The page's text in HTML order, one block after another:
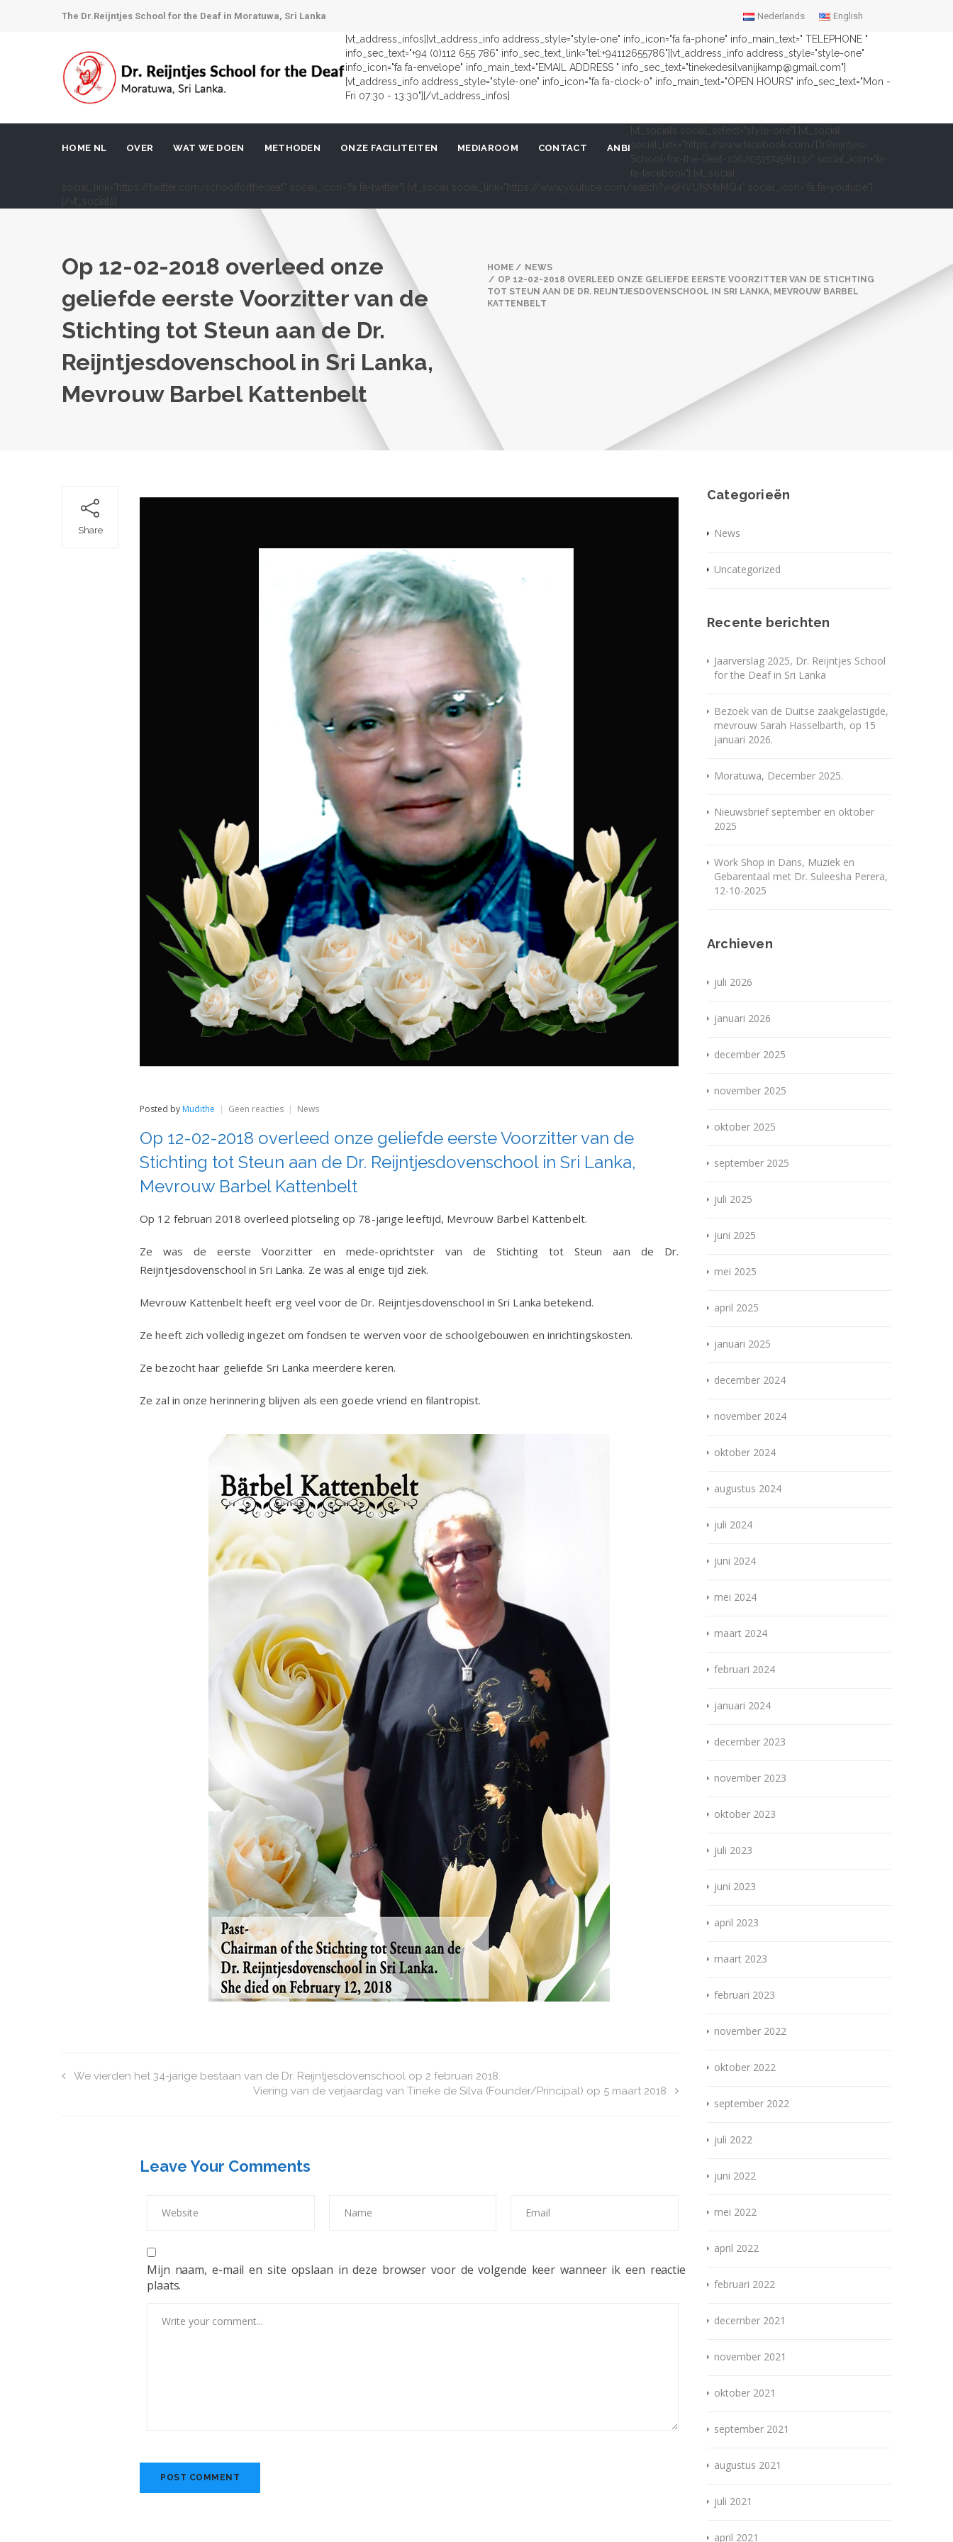
The Dr.Reijntjes School for the Deaf in Moratuwa, Sri Lanka Nederlands English
[vt_address_infos][vt_address_info address_style="style-one" info_icon="fa fa-phone" info_main_text=" TELEPHONE "
info_sec_text="+94 (0)112 655 786" info_sec_text_link="tel:+94112655786"][vt_address_info address_style="style-one"
info_icon="fa fa-envelope" info_main_text="EMAIL ADDRESS " info_sec_text="tinekedesilvanijkamp@gmail.com"]
[vt_address_info address_style="style-one" info_icon="fa fa-clock-o" info_main_text="OPEN HOURS" info_sec_text="Mon -
Fri 07:30 - 13:30"][/vt_address_infos]
HOME NL OVER WAT WE DOEN METHODEN ONZE FACILITEITEN MEDIAROOM CONTACT ANBI
[vt_socials social_select="style-one"] [vt_social
social_link="https://www.facebook.com/DrReijntjes-
School-for-the-Deaf-106205157498113/" social_icon="fa
fa-facebook"] [vt_social
social_link="https://twitter.com/schoolforthedeaf" social_icon="fa fa-twitter"] [vt_social social_link="https://www.youtube.com/watch?v=9HVUf5MxMQ4" social_icon="fa fa-youtube"]
[/vt_socials]
Op 12-02-2018 overleed onze
geliefde eerste Voorzitter van de
Stichting tot Steun aan de Dr.
Reijntjesdovenschool in Sri Lanka,
Mevrouw Barbel Kattenbelt
HOME
NEWS
OP 12-02-2018 OVERLEED ONZE GELIEFDE EERSTE VOORZITTER VAN DE STICHTING
TOT STEUN AAN DE DR. REIJNTJESDOVENSCHOOL IN SRI LANKA, MEVROUW BARBEL
KATTENBELT
Share
Posted by Mudithe Geen reactiesop
12-
02-
2018
overleed
onze
geliefde
Voorzitter
van
Stichting
tot
Steun
de
Dr.
in
Lanka,
Mevrouw
Kattenbelt
News
Op 12-02-2018 overleed onze geliefde eerste Voorzitter van de
Stichting tot Steun aan de Dr. Reijntjesdovenschool in Sri Lanka,
Mevrouw Barbel Kattenbelt
Op 12 februari 2018 overleed plotseling op 78-jarige leeftijd, Mevrouw Barbel Kattenbelt.
Ze was de eerste Voorzitter en mede-oprichtster van de Stichting tot Steun aan de Dr.
Reijntjesdovenschool in Sri Lanka. Ze was al enige tijd ziek.
Mevrouw Kattenbelt heeft erg veel voor de Dr. Reijntjesdovenschool in Sri Lanka betekend.
Ze heeft zich volledig ingezet om fondsen te werven voor de schoolgebouwen en inrichtingskosten.
Ze bezocht haar geliefde Sri Lanka meerdere keren.
Ze zal in onze herinnering blijven als een goede vriend en filantropist.
We vierden het 34-jarige bestaan van de Dr. Reijntjesdovenschool op 2 februari 2018.
Viering van de verjaardag van Tineke de Silva (Founder/Principal) op 5 maart 2018
Leave Your Comments
Mijn naam, e-mail en site opslaan in deze browser voor de volgende keer wanneer ik een reactie
plaats.
Categorieën
News
Uncategorized
Recente berichten
Jaarverslag 2025, Dr. Reijntjes School
for the Deaf in Sri Lanka
Bezoek van de Duitse zaakgelastigde,
mevrouw Sarah Hasselbarth, op 15
januari 2026.
Moratuwa, December 2025.
Nieuwsbrief september en oktober
2025
Work Shop in Dans, Muziek en
Gebarentaal met Dr. Suleesha Perera,
12-10-2025
Archieven
juli 2026
januari 2026
december 2025
november 2025
oktober 2025
september 2025
juli 2025
juni 2025
mei 2025
april 2025
januari 2025
december 2024
november 2024
oktober 2024
augustus 2024
juli 2024
juni 2024
mei 2024
maart 2024
februari 2024
januari 2024
december 2023
november 2023
oktober 2023
juli 2023
juni 2023
april 2023
maart 2023
februari 2023
november 2022
oktober 2022
september 2022
juli 2022
juni 2022
mei 2022
april 2022
februari 2022
december 2021
november 2021
oktober 2021
september 2021
augustus 2021
juli 2021
april 2021